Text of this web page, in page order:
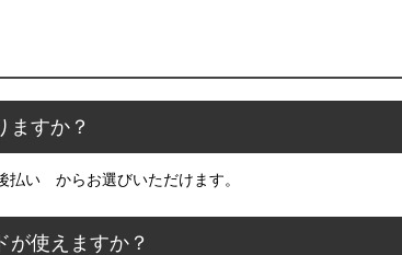
すか？
払い からお選びいただけます。
使えますか？